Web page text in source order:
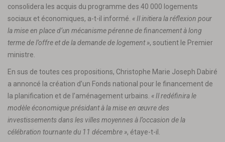
consolidera les acquis du programme des 40 000 logements
sociaux et économiques, a-t-il informé. « Il initiera la réflexion pour
la mise en place d’un mécanisme pérenne de financement à long
terme de l’offre et de la demande de logement », soutient le Premier
ministre.
En sus de toutes ces propositions, Christophe Marie Joseph Dabiré
a annoncé la création d’un Fonds national pour le financement de
la planification et de l’aménagement urbains. « Il redéfinira le
modèle économique présidant à la mise en œuvre des
investissements dans les villes moyennes à l’occasion de la
célébration tournante du 11 décembre », étaye-t-il.